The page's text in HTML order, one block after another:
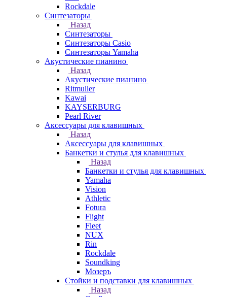
Rockdale
Синтезаторы
Назад
Синтезаторы
Синтезаторы Casio
Синтезаторы Yamaha
Акустические пианино
Назад
Акустические пианино
Ritmuller
Kawai
KAYSERBURG
Pearl River
Аксессуары для клавишных
Назад
Аксессуары для клавишных
Банкетки и стулья для клавишных
Назад
Банкетки и стулья для клавишных
Yamaha
Vision
Athletic
Fotura
Flight
Fleet
NUX
Rin
Rockdale
Soundking
Мозеръ
Стойки и подставки для клавишных
Назад